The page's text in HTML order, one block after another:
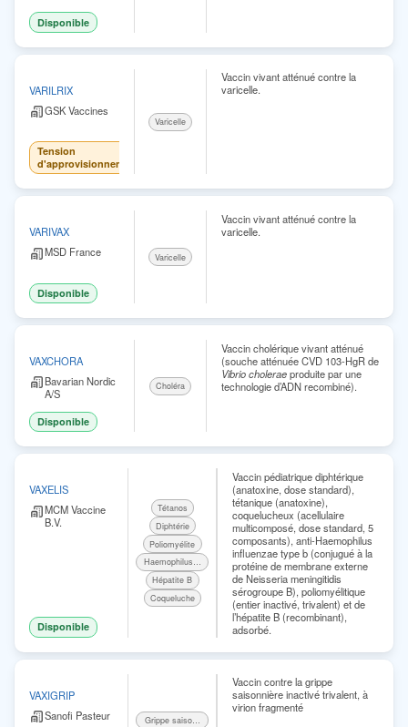
Disponible
VARILRIX
GSK Vaccines
Tension
d'approvisionnement
Varicelle
Vaccin vivant atténué contre la
varicelle.
VARIVAX
MSD France
Disponible
Varicelle
Vaccin vivant atténué contre la
varicelle.
VAXCHORA
Bavarian Nordic
A/S
Disponible
Choléra
Vaccin cholérique vivant atténué
(souche atténuée CVD 103-HgR de
Vibrio choleraeproduite par une
technologie d’ADN recombiné).
VAXELIS
MCM Vaccine
B.V.
Disponible
Tétanos
Diphtérie
Poliomyélite
Haemophilus influenzae b
Hépatite B
Coqueluche
Vaccin pédiatrique diphtérique
(anatoxine, dose standard),
tétanique (anatoxine),
coquelucheux (acellulaire
multicomposé, dose standard, 5
composants), anti-Haemophilus
influenzae type b (conjugué à la
protéine de membrane externe
de Neisseria meningitidis
sérogroupe B), poliomyélitique
(entier inactivé, trivalent) et de
l’hépatite B (recombinant),
adsorbé.
VAXIGRIP
Sanofi Pasteur
Grippe saisonnière
Vaccin contre la grippe
saisonnière inactivé trivalent, à
virion fragmenté